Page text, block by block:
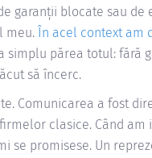
garanții blocate sau
meu. În acel context am
simplu părea totul: fără
să încerc.
Comunicarea a fost
clasice. Când am
se promisese. Un